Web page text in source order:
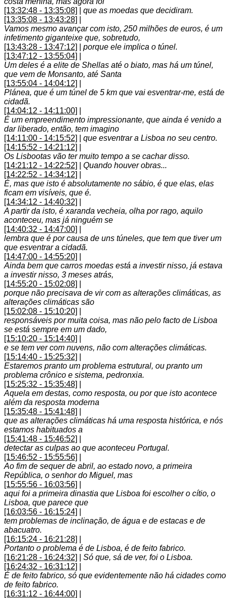
[13:32:48 - 13:35:08]
que as moedas que decidiram.
[13:35:08 - 13:43:28]
Vamos mesmo avançar com isto, 250 milhões de euros, é um
infetimento giganteixe que, sobretudo,
[13:43:28 - 13:47:12]
porque ele implica o túnel.
[13:47:12 - 13:55:04]
Um deles é a elite de Shellas até o biato, mas há um túnel,
que vem de Monsanto, até Santa
[13:55:04 - 14:04:12]
Plánea, que é um túnel de 5 km que vai esventrar-me, está de
cidadã.
[14:04:12 - 14:11:00]
É um empreendimento impressionante, que ainda é venido a
dar liberado, então, tem imagino
[14:11:00 - 14:15:52]
que esventrar a Lisboa no seu centro.
[14:15:52 - 14:21:12]
Os Lisbootas vão ter muito tempo a se cachar disso.
[14:21:12 - 14:22:52]
Quando houver obras...
[14:22:52 - 14:34:12]
É, mas que isto é absolutamente no sábio, é que elas, elas
ficam em visíveis, que é.
[14:34:12 - 14:40:32]
A partir da isto, é xaranda vecheia, olha por rago, aquilo
aconteceu, mas já ninguém se
[14:40:32 - 14:47:00]
lembra que é por causa de uns túneles, que tem que tiver um
que esventrar a cidadã.
[14:47:00 - 14:55:20]
Ainda bem que carros moedas está a investir nisso, já estava
a investir nisso, 3 meses atrás,
[14:55:20 - 15:02:08]
porque não precisava de vir com as alterações climáticas, as
alterações climáticas são
[15:02:08 - 15:10:20]
responsáveis por muita coisa, mas não pelo facto de Lisboa
se está sempre em um dado,
[15:10:20 - 15:14:40]
e se tem ver com nuvens, não com alterações climáticas.
[15:14:40 - 15:25:32]
Estaremos pranto um problema estrutural, ou pranto um
problema crônico e sistema, pedronxia.
[15:25:32 - 15:35:48]
Aquela em destas, como resposta, ou por que isto acontece
além da resposta moderna
[15:35:48 - 15:41:48]
que as alterações climáticas há uma resposta histórica, e nós
estamos habituados a
[15:41:48 - 15:46:52]
detectar as culpas ao que aconteceu Portugal.
[15:46:52 - 15:55:56]
Ao fim de sequer de abril, ao estado novo, a primeira
República, o senhor do Miguel, mas
[15:55:56 - 16:03:56]
aqui foi a primeira dinastia que Lisboa foi escolher o cítio, o
Lisboa, que parece que
[16:03:56 - 16:15:24]
tem problemas de inclinação, de água e de estacas e de
abacuatro.
[16:15:24 - 16:21:28]
Portanto o problema é de Lisboa, é de feito fabrico.
[16:21:28 - 16:24:32]
Só que, sá de ver, foi o Lisboa.
[16:24:32 - 16:31:12]
É de feito fabrico, só que evidentemente não há cidades como
de feito fabrico.
[16:31:12 - 16:44:00]